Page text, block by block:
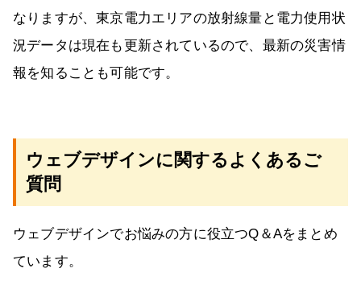
なりますが、東京電力エリアの放射線量と電力使用状
況データは現在も更新されているので、最新の災害情
報を知ることも可能です。
ウェブデザインに関するよくあるご
質問
ウェブデザインでお悩みの方に役立つQ＆Aをまとめ
ています。